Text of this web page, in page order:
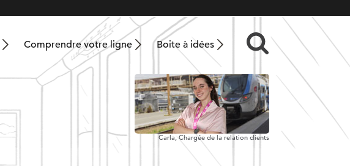
Comprendre votre ligne Boite à idées
Carla, Chargée de la relation clients